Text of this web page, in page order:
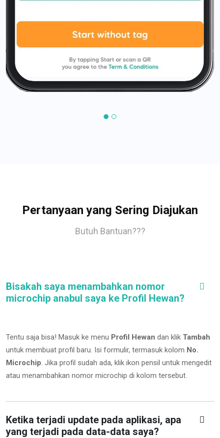
Pertanyaan yang Sering Diajukan
Butuh Bantuan???
Bisakah saya menambahkan nomor
microchip anabul saya ke Profil Hewan?
Tentu saja bisa! Masuk ke menu Profil Hewan dan klik Tambah
untuk membuat profil baru. Isi formulir, termasuk kolom No.
Microchip. Jika profil sudah ada, klik ikon pensil untuk mengedit
atau menambahkan nomor microchip di kolom tersebut.
Ketika terjadi update pada aplikasi, apa
yang terjadi pada data-data saya?